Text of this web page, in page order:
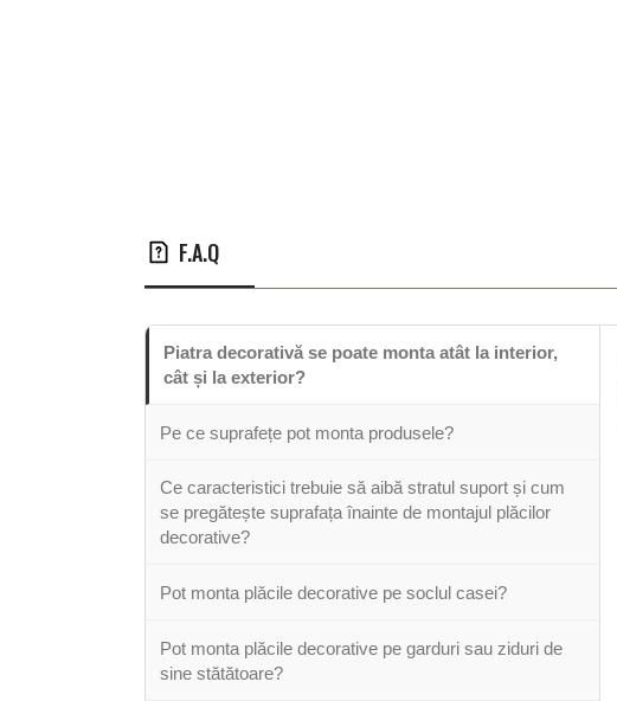
F.A.Q
Piatra decorativă se poate monta atât la interior,
cât și la exterior?
Pe ce suprafețe pot monta produsele?
Ce caracteristici trebuie să aibă stratul suport și cum
se pregătește suprafața înainte de montajul plăcilor
decorative?
Pot monta plăcile decorative pe soclul casei?
Pot monta plăcile decorative pe garduri sau ziduri de
sine stătătoare?